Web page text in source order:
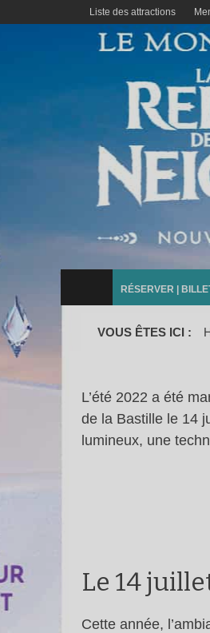
Liste des attractions
RÉSERVER |
VOUS ÊTES ICI :
L’été 2022 a été
de la Bastille le 14
lumineux, une
Le 14
Cette année,